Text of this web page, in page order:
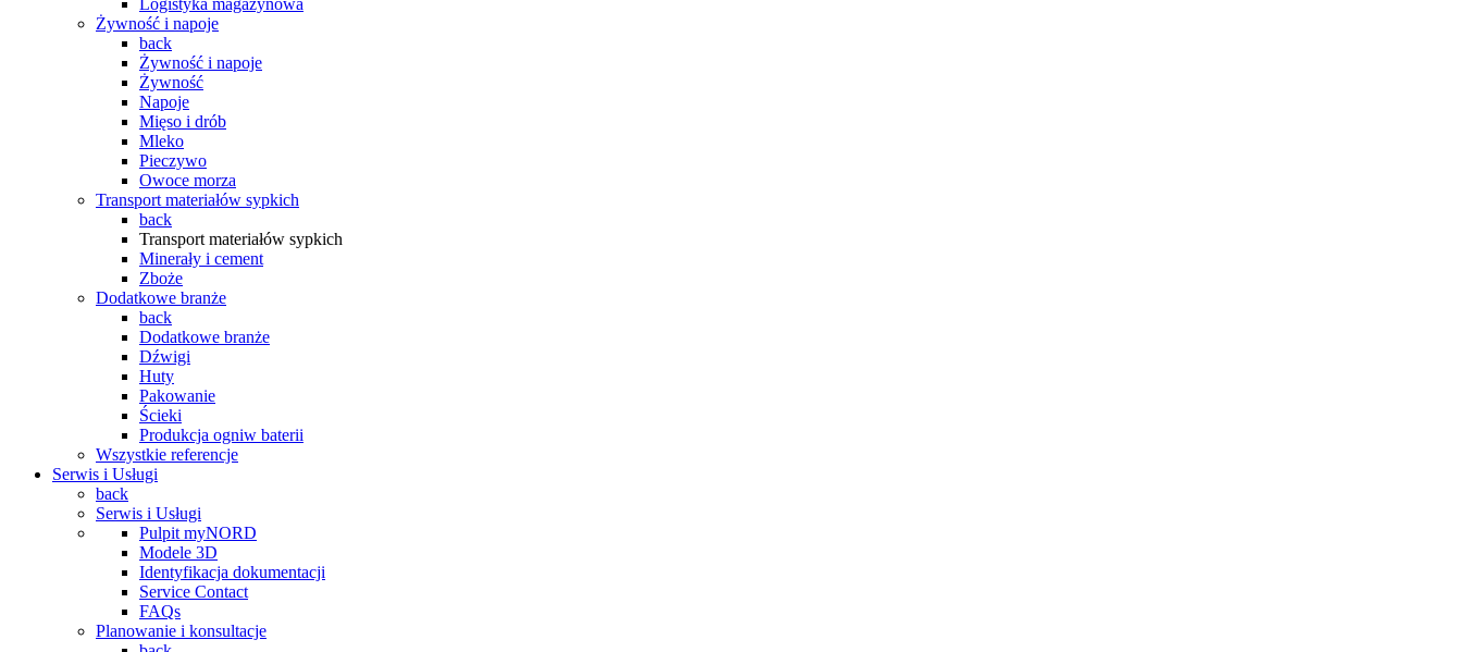
Logistyka magazynowa
Żywność i napoje
back
Żywność i napoje
Żywność
Napoje
Mięso i drób
Mleko
Pieczywo
Owoce morza
Transport materiałów sypkich
back
Transport materiałów sypkich
Minerały i cement
Zboże
Dodatkowe branże
back
Dodatkowe branże
Dźwigi
Huty
Pakowanie
Ścieki
Produkcja ogniw baterii
Wszystkie referencje
Serwis i Usługi
back
Serwis i Usługi
Pulpit myNORD
Modele 3D
Identyfikacja dokumentacji
Service Contact
FAQs
Planowanie i konsultacje